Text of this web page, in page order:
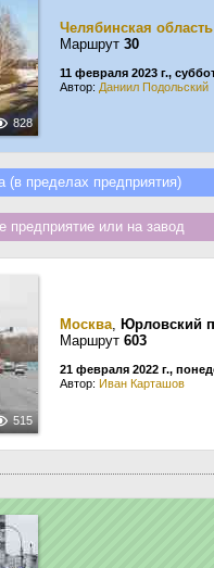
828
Челябинская область
Маршрут 30
11 февраля 2023 г.,
Автор: Даниил Подольский
пределах предприятия)
или на завод
515
Москва, Юрловский
Маршрут 603
21 февраля 2022 г.,
Автор: Иван Карташов